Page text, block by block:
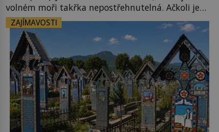
volném moři takřka nepostřehnutelná. Ačkoli je
vlnová délka tsunami i 300 kilometrů, výška vlny
na volném moři je maximálně 1,5 metru. Máme se
podobné obří vlny obávat i v Evropě? Vznik
tsunami si […]
ZAJÍMAVOSTI